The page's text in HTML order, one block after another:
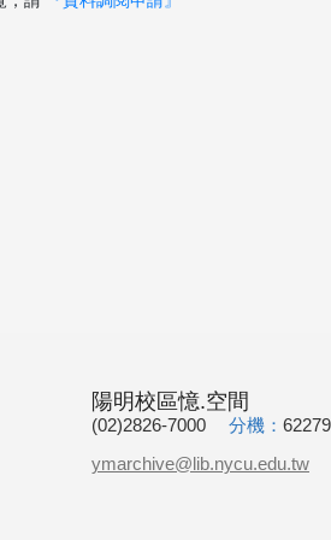
陽明校區憶.空間
(02)2826-7000 分機：
ymarchive@lib.nycu.edu.tw